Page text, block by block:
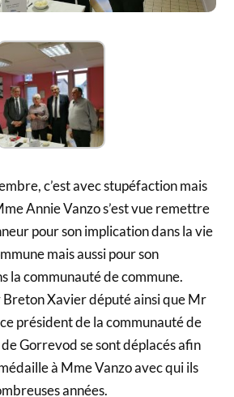
c’est avec stupéfaction mais
Annie Vanzo s’est vue remettre
pour son implication dans la vie
mais aussi pour son
la communauté de commune.
Breton Xavier député ainsi que Mr
président de la communauté de
Gorrevod se sont déplacés afin
à Mme Vanzo avec qui ils
années.